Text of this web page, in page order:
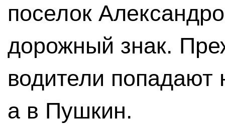
поселок
дорожный знак.
водители попадают
а в Пушкин.